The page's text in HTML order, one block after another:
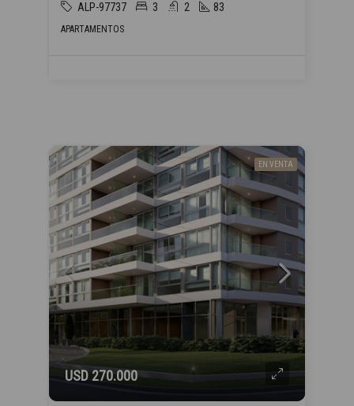
ALP-97737 3 2 83
APARTAMENTOS
EN VENTA
USD 270.000